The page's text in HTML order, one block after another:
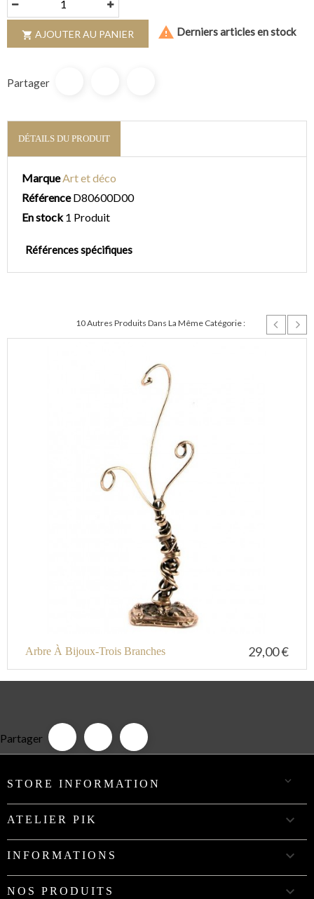
 AJOUTER AU PANIER  Derniers articles en stock
Partager
DÉTAILS DU PRODUIT
Marque Art et déco
Référence D80600D00
En stock 1 Produit
Références spécifiques
10 Autres Produits Dans La Même Catégorie :
Arbre À Bijoux-Trois Branches 29,00 €
Partager
STORE INFORMATION 
ATELIER PIK 
INFORMATIONS 
NOS PRODUITS 